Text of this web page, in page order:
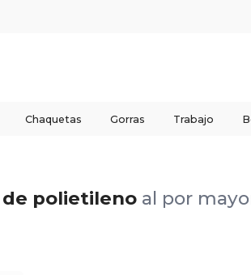
Chaquetas Gorras Trabajo
de polietileno al por